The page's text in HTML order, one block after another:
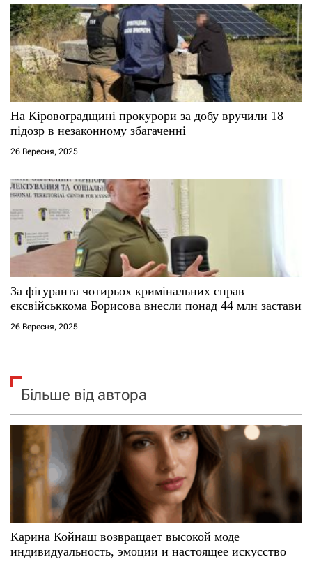
На Кіровоградщині прокурори за добу вручили 18
підозр в незаконному збагаченні
26 Вересня, 2025
За фігуранта чотирьох кримінальних справ
ексвійськкома Борисова внесли понад 44 млн застави
26 Вересня, 2025
Більше від автора
Карина Койнаш возвращает высокой моде
индивидуальность, эмоции и настоящее искусство